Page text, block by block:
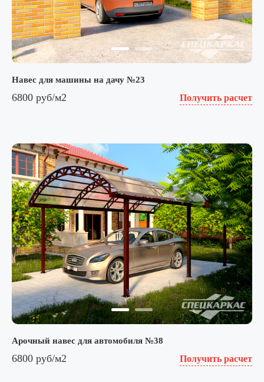
Навес для машины на дачу №23
6800 руб/м2 Получить расчет
Арочный навес для автомобиля №38
6800 руб/м2 Получить расчет